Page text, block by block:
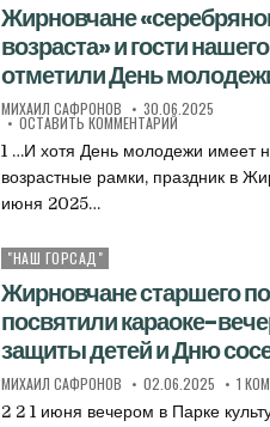
Жирновчане
возраста» и гости
отметили День
АВТОР:
МИХАИЛ САФРОНОВ ДАТА ПУБЛИКАЦИИ:
30.06.2025
ОСТАВИТЬ КОММЕНТАРИЙК
1 …И хотя День молодежи имеет
возрастные рамки, праздник в
июня 2025…
Опубликовано в
"НАШ ГОРСАД"
Жирновчане старшего
посвятили караоке-
защиты детей и Дню
АВТОР:
МИХАИЛ САФРОНОВ ДАТА ПУБЛИКАЦИИ:
02.06.2025 1
2 2 1 июня вечером в Парке